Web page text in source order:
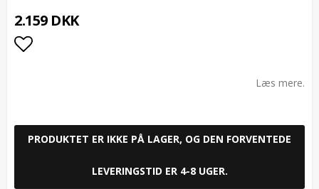
2.159 DKK
Læs mere.
PRODUKTET ER IKKE PÅ LAGER, OG DEN FORVENTEDE
LEVERINGSTID ER 4-8 UGER.